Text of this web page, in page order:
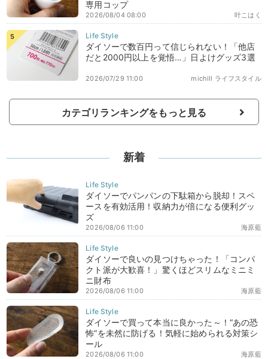
専用コップ
叶こはく
2026/08/04 08:00
ダイソーで数百円って信じられない！「他店
だと2000円以上を覚悟…」日よけグッズ3選
michill ライフスタイル
2026/07/29 11:00
カテゴリランキングをもっと見る
新着
ダイソーでパンパンの下駄箱から脱却！スペ
ースを有効活用！収納力が倍になる便利グッ
ズ
海原藍
2026/08/06 11:00
ダイソーで良いの見つけちゃった！「コンパ
クト派が大歓喜！」驚くほどスリムなミニミ
ニ財布
海原藍
2026/08/06 11:00
ダイソーで買って本当に良かった～！“あの恐
怖”を未然に防げる！気軽に始められる対策シ
ール
海原藍
2026/08/06 11:00